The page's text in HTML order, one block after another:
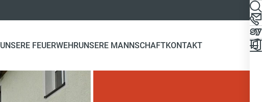
UNSERE FEUERWEHRUNSERE MANNSCHAFTKONTAKT